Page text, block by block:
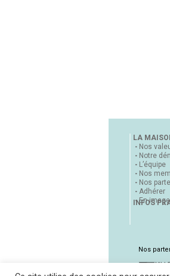
LA
Nos
Notre
L’équipe
Nos
Nos
Adhérer
En
INFOS
Nos